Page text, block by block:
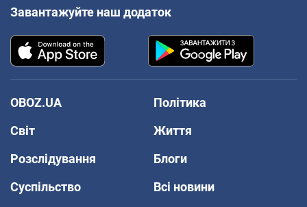
Завантажуйте наш додаток
OBOZ.UA
Політика
Світ
Життя
Розслідування
Блоги
Суспільство
Всі новини